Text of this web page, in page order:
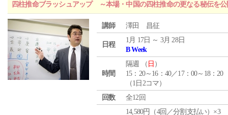
四柱推命ブラッシュアップ ～本場・中国の四柱推命の更なる秘伝を
講師 澤田 昌征
日程
1月 17日 ～ 3月 28日
B Week
時間
隔週 （ 日 ）
15：20～16：40／17：00～18：20
（1日2コマ）
回数
全12回
14,580円（4回／分割支払い）×3